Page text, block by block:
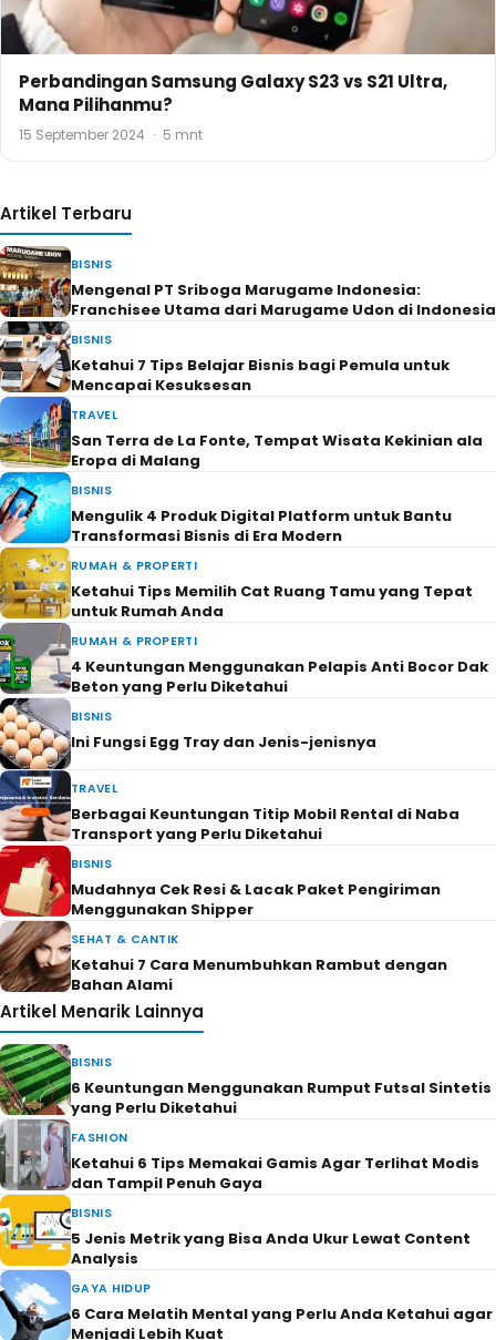
Perbandingan Samsung Galaxy S23 vs S21 Ultra,
Mana Pilihanmu?
15 September 2024 · 5 mnt
Artikel Terbaru
BISNIS
Mengenal PT Sriboga Marugame Indonesia:
Franchisee Utama dari Marugame Udon di Indonesia
BISNIS
Ketahui 7 Tips Belajar Bisnis bagi Pemula untuk
Mencapai Kesuksesan
TRAVEL
San Terra de La Fonte, Tempat Wisata Kekinian ala
Eropa di Malang
BISNIS
Mengulik 4 Produk Digital Platform untuk Bantu
Transformasi Bisnis di Era Modern
RUMAH & PROPERTI
Ketahui Tips Memilih Cat Ruang Tamu yang Tepat
untuk Rumah Anda
RUMAH & PROPERTI
4 Keuntungan Menggunakan Pelapis Anti Bocor Dak
Beton yang Perlu Diketahui
BISNIS
Ini Fungsi Egg Tray dan Jenis-jenisnya
TRAVEL
Berbagai Keuntungan Titip Mobil Rental di Naba
Transport yang Perlu Diketahui
BISNIS
Mudahnya Cek Resi & Lacak Paket Pengiriman
Menggunakan Shipper
SEHAT & CANTIK
Ketahui 7 Cara Menumbuhkan Rambut dengan
Bahan Alami
Artikel Menarik Lainnya
BISNIS
6 Keuntungan Menggunakan Rumput Futsal Sintetis
yang Perlu Diketahui
FASHION
Ketahui 6 Tips Memakai Gamis Agar Terlihat Modis
dan Tampil Penuh Gaya
BISNIS
5 Jenis Metrik yang Bisa Anda Ukur Lewat Content
Analysis
GAYA HIDUP
6 Cara Melatih Mental yang Perlu Anda Ketahui agar
Menjadi Lebih Kuat